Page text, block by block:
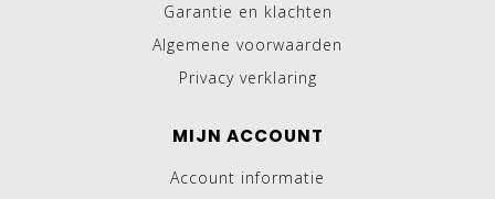
Garantie en klachten
Algemene voorwaarden
Privacy verklaring
MIJN ACCOUNT
Account informatie